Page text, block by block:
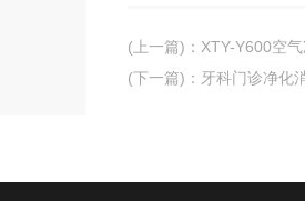
(上一篇) ： XTY-Y600空
(下一篇) ： 牙科门诊净化